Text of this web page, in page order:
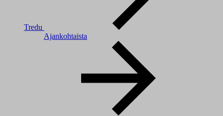
Tredu
Ajankohtaista